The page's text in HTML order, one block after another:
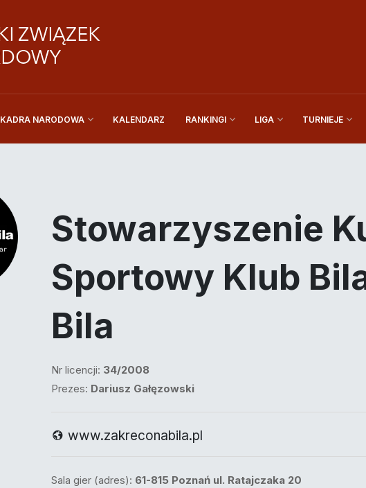
KADRA NARODOWA KALENDARZ RANKINGI LIGA TURNIEJE
Stowarzyszenie
Sportowy Klub
Bila
Nr licencji: 34/2008
Prezes: Dariusz Gałęzowski
www.zakreconabila.pl
Sala gier (adres): 61-815 Poznań ul. Ratajczaka 20